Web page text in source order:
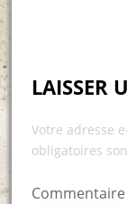
LAISSER
Votre adresse
obligatoires
Commentaire